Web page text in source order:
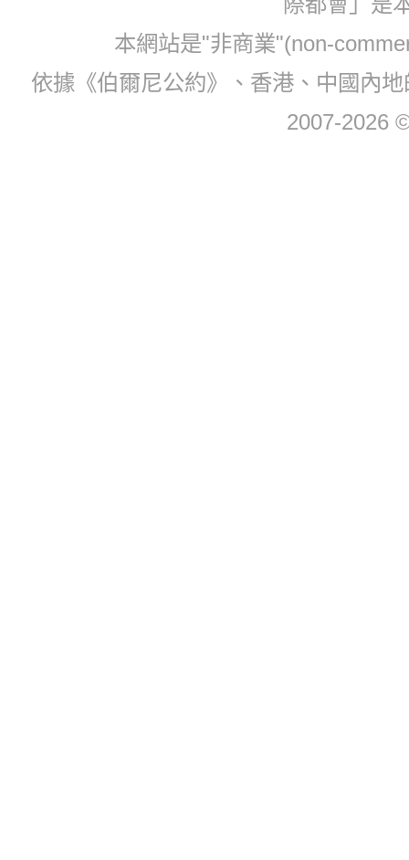
本網站是"非商業"(non-
依據《伯爾尼公約》、香港、中國內
2007-2026